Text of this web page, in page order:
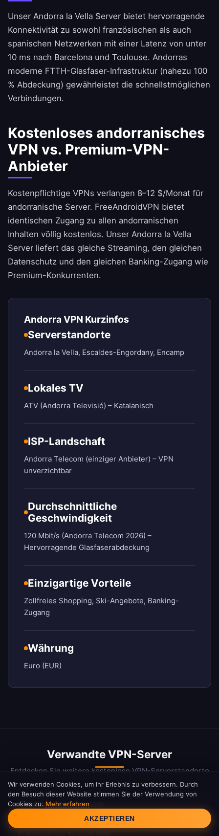
Unser Andorra la Vella Server bietet hervorragende
Konnektivität zu sowohl französischen als auch
spanischen Netzwerken mit einer Latenz von unter
10 ms nach Barcelona und Toulouse. Andorras
moderne FTTH-Glasfaser-Infrastruktur (nahezu 100
% Abdeckung) gewährleistet die schnellstmöglichen
Verbindungen.
Kostenloses andorranisches
VPN vs. Premium-VPN-
Anbieter
Kostenpflichtige VPNs verlangen 8–12 $/Monat für
andorranische Server. FreeAndroidVPN bietet
identischen Zugang zu allen andorranischen
Inhalten völlig kostenlos. Unser Andorra la Vella
Server liefert das gleiche Streaming, den gleichen
Datenschutz und den gleichen Banking-Zugang wie
Premium-Konkurrenten.
Andorra VPN Kurzinfos
Serverstandorte
Andorra la Vella, Escaldes-Engordany, Encamp
Lokales TV
ATV (Andorra Televisió) – Katalanisch
ISP-Landschaft
Andorra Telecom (einziger Anbieter) – VPN
unverzichtbar
Durchschnittliche
Geschwindigkeit
120 Mbit/s (Andorra Telecom 2026) –
Hervorragende Glasfaserabdeckung
Einzigartige Vorteile
Zollfreies Shopping, Ski-Angebote, Banking-
Zugang
Währung
Euro (EUR)
Verwandte VPN-Server
Entdecken Sie weitere kostenlose VPN-Serverstandorte
Kostenloses Italien VPN
Cookie-Einwilligung
Wir verwenden Cookies, um Ihr Erlebnis zu verbessern. Durch
den Besuch dieser Website stimmen Sie der Verwendung von
Cookies zu. Mehr erfahren
AKZEPTIEREN